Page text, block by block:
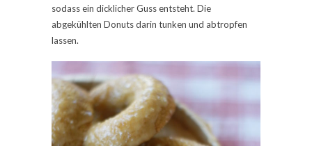
sodass ein dicklicher Guss entsteht. Die
abgekühlten Donuts darin tunken und abtropfen
lassen.